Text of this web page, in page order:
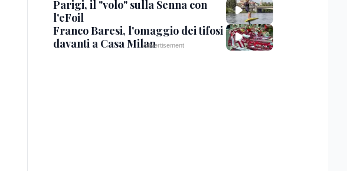
Parigi, il "volo" sulla Senna con
l'eFoil
Franco Baresi, l'omaggio dei tifosi
davanti a Casa Milan